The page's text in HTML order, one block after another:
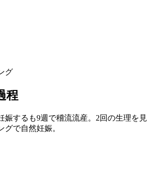
グ
程
娠するも9週で稽流流産。2回の生理を見
グで自然妊娠。